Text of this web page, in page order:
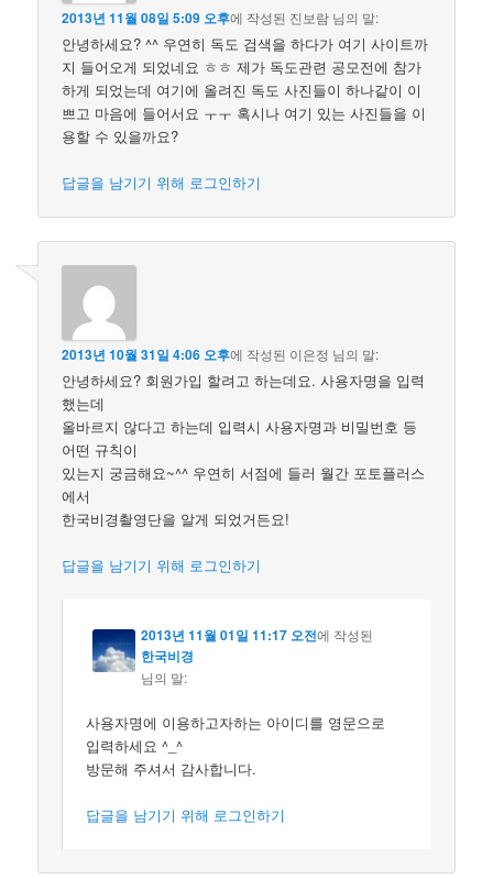
2013년 11월 08일 5:09 오후에 작성된 진보람 님의 말:
안녕하세요? ^^ 우연히 독도 검색을 하다가 여기 사이트까
지 들어오게 되었네요 ㅎㅎ 제가 독도관련 공모전에 참가
하게 되었는데 여기에 올려진 독도 사진들이 하나같이 이
쁘고 마음에 들어서요 ㅜㅜ 혹시나 여기 있는 사진들을 이
용할 수 있을까요?
답글을 남기기 위해 로그인하기
2013년 10월 31일 4:06 오후에 작성된 이은정 님의 말:
안녕하세요? 회원가입 할려고 하는데요. 사용자명을 입력
했는데
올바르지 않다고 하는데 입력시 사용자명과 비밀번호 등
어떤 규칙이
있는지 궁금해요~^^ 우연히 서점에 들러 월간 포토플러스
에서
한국비경촬영단을 알게 되었거든요!
답글을 남기기 위해 로그인하기
2013년 11월 01일 11:17 오전에 작성된
한국비경
님의 말:
사용자명에 이용하고자하는 아이디를 영문으로
입력하세요 ^_^
방문해 주셔서 감사합니다.
답글을 남기기 위해 로그인하기